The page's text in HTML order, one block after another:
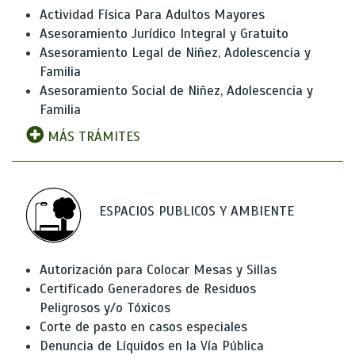
Actividad Física Para Adultos Mayores
Asesoramiento Jurídico Integral y Gratuito
Asesoramiento Legal de Niñez, Adolescencia y
Familia
Asesoramiento Social de Niñez, Adolescencia y
Familia
MÁS TRÁMITES
ESPACIOS PUBLICOS Y AMBIENTE
Autorización para Colocar Mesas y Sillas
Certificado Generadores de Residuos
Peligrosos y/o Tóxicos
Corte de pasto en casos especiales
Denuncia de Líquidos en la Vía Pública